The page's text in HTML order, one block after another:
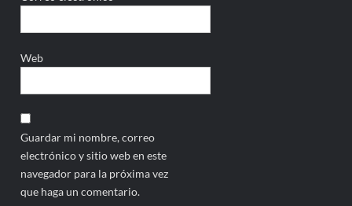
Web
Guardar mi nombre, correo
electrónico y sitio web en este
navegador para la próxima vez
que haga un comentario.